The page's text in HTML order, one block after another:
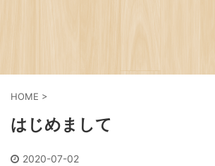
HOME >
はじめまして
2020-07-02